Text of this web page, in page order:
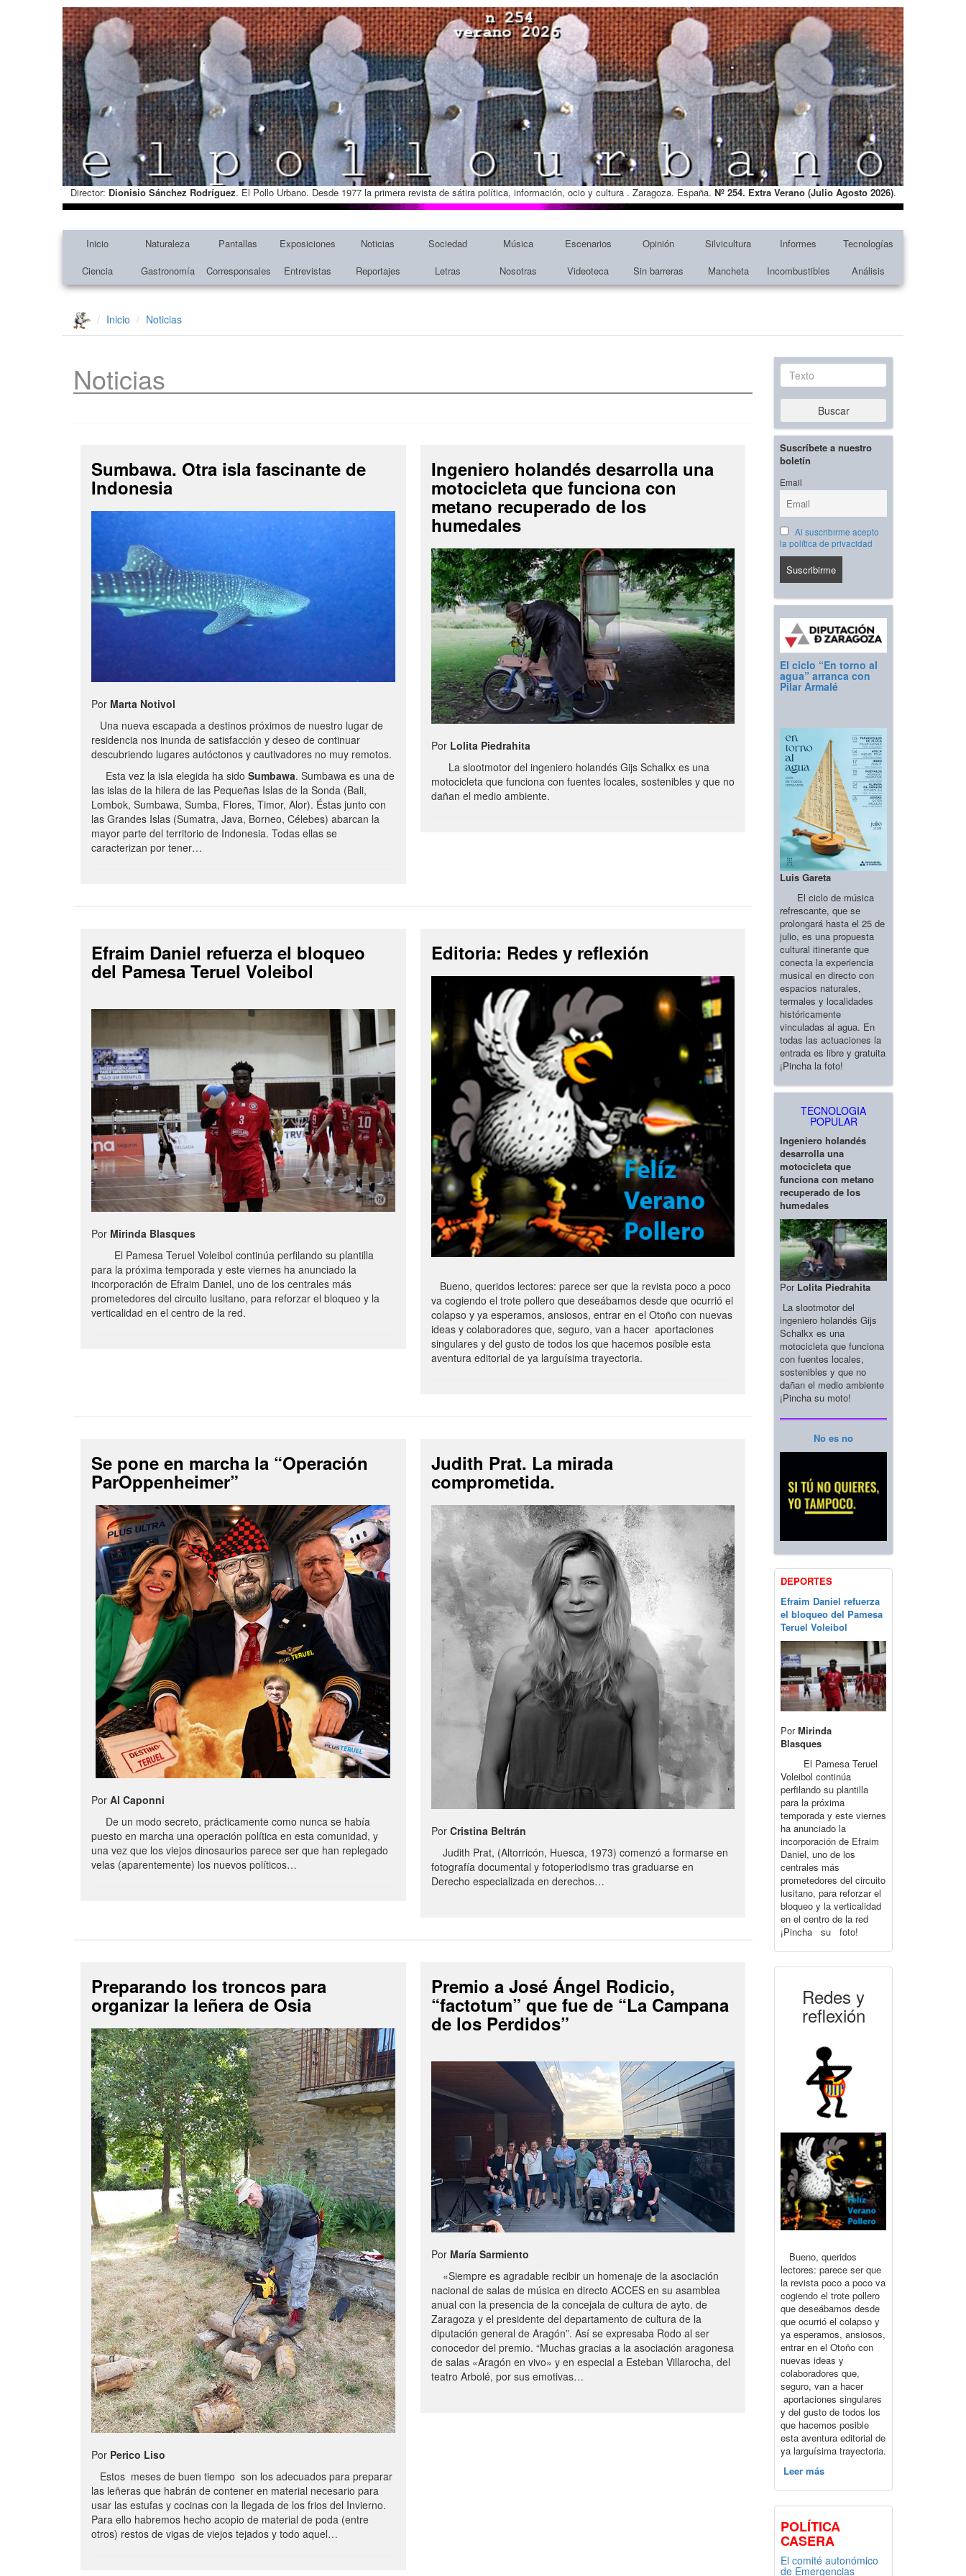
Director: Dionisio Sánchez Rodríguez. El Pollo Urbano. Desde 1977 la primera revista de sátira política, información, ocio y cultura . Zaragoza. España. Nº 254. Extra Verano (Julio Agosto 2026).
Inicio Naturaleza Pantallas Exposiciones Noticias Sociedad Música Escenarios Opinión Silvicultura Informes
Tecnologías
Ciencia
Gastronomía Corresponsales Entrevistas Reportajes Letras Nosotras Videoteca Sin barreras Mancheta Incombustibles Análisis
Inicio Noticias
Noticias
Sumbawa. Otra isla fascinante de
Indonesia
Por Marta Notivol
Una nueva escapada a destinos próximos de nuestro lugar de
residencia nos inunda de satisfacción y deseo de continuar
descubriendo lugares autóctonos y cautivadores no muy remotos.
Esta vez la isla elegida ha sido Sumbawa. Sumbawa es una de
las islas de la hilera de las Pequeñas Islas de la Sonda (Bali,
Lombok, Sumbawa, Sumba, Flores, Timor, Alor). Éstas junto con
las Grandes Islas (Sumatra, Java, Borneo, Célebes) abarcan la
mayor parte del territorio de Indonesia. Todas ellas se
caracterizan por tener…
Ingeniero holandés desarrolla una
motocicleta que funciona con
metano recuperado de los
humedales
Por Lolita Piedrahita
La slootmotor del ingeniero holandés Gijs Schalkx es una
motocicleta que funciona con fuentes locales, sostenibles y que no
dañan el medio ambiente.
Efraim Daniel refuerza el bloqueo
del Pamesa Teruel Voleibol
Por Mirinda Blasques
El Pamesa Teruel Voleibol continúa perfilando su plantilla
para la próxima temporada y este viernes ha anunciado la
incorporación de Efraim Daniel, uno de los centrales más
prometedores del circuito lusitano, para reforzar el bloqueo y la
verticalidad en el centro de la red.
Editoria: Redes y reflexión
Bueno, queridos lectores: parece ser que la revista poco a poco
va cogiendo el trote pollero que deseábamos desde que ocurrió el
colapso y ya esperamos, ansiosos, entrar en el Otoño con nuevas
ideas y colaboradores que, seguro, van a hacer aportaciones
singulares y del gusto de todos los que hacemos posible esta
aventura editorial de ya larguísima trayectoria.
Se pone en marcha la “Operación
ParOppenheimer”
Por Al Caponni
De un modo secreto, prácticamente como nunca se había
puesto en marcha una operación política en esta comunidad, y
una vez que los viejos dinosaurios parece ser que han replegado
velas (aparentemente) los nuevos políticos…
Judith Prat. La mirada
comprometida.
PorCristina Beltrán
Judith Prat, (Altorricón, Huesca, 1973) comenzó a formarse en
fotografía documental y fotoperiodismo tras graduarse en
Derecho especializada en derechos…
Preparando los troncos para
organizar la leñera de Osia
Por Perico Liso
Estos meses de buen tiempo son los adecuados para preparar
las leñeras que habrán de contener en material necesario para
usar las estufas y cocinas con la llegada de los frios del Invierno.
Para ello habremos hecho acopio de material de poda (entre
otros) restos de vigas de viejos tejados y todo aquel…
Premio a José Ángel Rodicio,
“factotum” que fue de “La Campana
de los Perdidos”
Por María Sarmiento
«Siempre es agradable recibir un homenaje de la asociación
nacional de salas de música en directo ACCES en su asamblea
anual con la presencia de la concejala de cultura de ayto. de
Zaragoza y el presidente del departamento de cultura de la
diputación general de Aragón”. Así se expresaba Rodo al ser
conocedor del premio. “Muchas gracias a la asociación aragonesa
de salas «Aragón en vivo» y en especial a Esteban Villarocha, del
teatro Arbolé, por sus emotivas…
Texto
Buscar
Suscríbete a nuestro
boletín
Email
Al suscribirme acepto
la política de privacidad
El ciclo “En torno al
agua” arranca con
Pilar Armalé
Luis Gareta
El ciclo de música
refrescante, que se
prolongará hasta el 25 de
julio, es una propuesta
cultural itinerante que
conecta la experiencia
musical en directo con
espacios naturales,
termales y localidades
históricamente
vinculadas al agua. En
todas las actuaciones la
entrada es libre y gratuita
¡Pincha la foto!
TECNOLOGIA
POPULAR
Ingeniero holandés
desarrolla una
motocicleta que
funciona con metano
recuperado de los
humedales
Por Lolita Piedrahita
La slootmotor del
ingeniero holandés Gijs
Schalkx es una
motocicleta que funciona
con fuentes locales,
sostenibles y que no
dañan el medio ambiente
¡Pincha su moto!
No es no
DEPORTES
Efraim Daniel refuerza
el bloqueo del Pamesa
Teruel Voleibol
PorMirinda
Blasques
El Pamesa Teruel
Voleibol continúa
perfilando su plantilla
para la próxima
temporada y este viernes
ha anunciado la
incorporación de Efraim
Daniel, uno de los
centrales más
prometedores del circuito
lusitano, para reforzar el
bloqueo y la verticalidad
en el centro de la red
¡Pincha su foto!
Redes y
reflexión
Bueno, queridos
lectores: parece ser que
la revista poco a poco va
cogiendo el trote pollero
que deseábamos desde
que ocurrió el colapso y
ya esperamos, ansiosos,
entrar en el Otoño con
nuevas ideas y
colaboradores que,
seguro, van a hacer
aportaciones singulares
y del gusto de todos los
que hacemos posible
esta aventura editorial de
ya larguísima trayectoria.
Leer más
POLÍTICA
CASERA
El comité autonómico
de Emergencias